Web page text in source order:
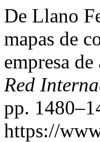
De Llano
mapas de
empresa
Red
pp.
https://